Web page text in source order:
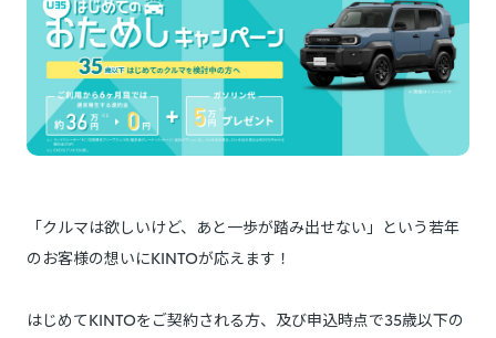
「クルマは欲しいけど、あと一歩が踏み出せない」という若年
のお客様の想いにKINTOが応えます！
はじめてKINTOをご契約される方、及び申込時点で35歳以下の